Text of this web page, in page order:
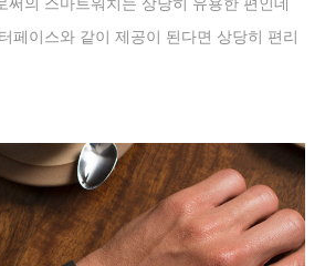
써의 스마트워치는 상당히 유용한 편인데
페이스와 같이 제공이 된다면 상당히 편리